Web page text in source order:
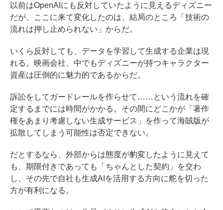
以前はOpenAIにも反対していたように見えるディズニー
だが、ここに来て変化したのは、結局のところ「技術の
流れは押し止められない」からだ。
いくら反対しても、データを学習して生成する企業は現
れる。映画会社、中でもディズニーが持つキャラクター
資産は圧倒的に魅力的であるからだ。
訴訟をしてガードレールを作らせて……という流れを確
定するまでには時間がかかる。その間にどこかが「著作
権をあまり考慮しない生成サービス」を作って海賊版が
拡散してしまう可能性は否定できない。
だとするなら、外部からは態度が豹変したように見えて
も、期限付きであっても「ちゃんとした契約」を交わ
し、その先で自社も生成AIを活用する方向に舵を切った
方が有利になる。